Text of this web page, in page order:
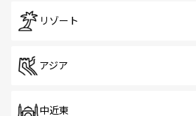
リゾート
アジア
中近東